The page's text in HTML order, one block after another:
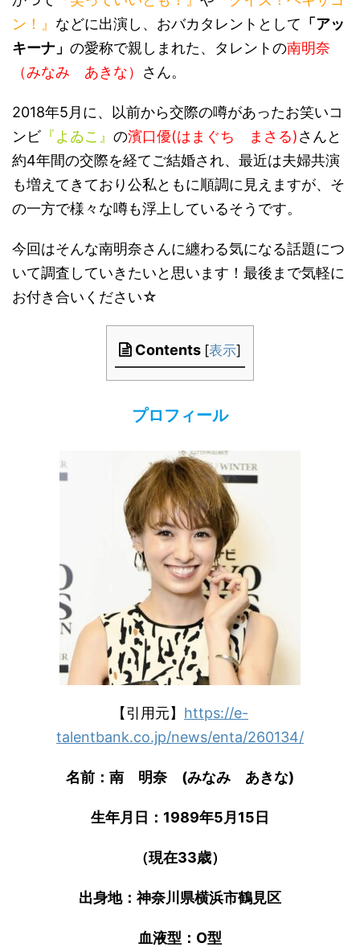
ン！』 などに出演し、おバカタレントとして 「アッ
キーナ」 の愛称で親しまれた、タレントの南明奈
（みなみ あきな）
さん。
2018年5月に、以前から交際の噂があったお笑いコ
ンビ 『よゐこ』 の濱口優(はまぐち まさる)さんと
約4年間の交際を経てご結婚され、最近は夫婦共演
も増えてきており公私ともに順調に見えますが、そ
の一方で様々な噂も浮上しているそうです。
今回はそんな南明奈さんに纏わる気になる話題につ
いて調査していきたいと思います！最後まで気軽に
お付き合いください☆
Contents [表示]
プロフィール
【引用元】 https://e-
talentbank.co.jp/news/enta/260134/
名前：南 明奈 (みなみ あきな)
生年月日：1989年5月15日
（現在33歳）
出身地：神奈川県横浜市鶴見区
血液型：O型